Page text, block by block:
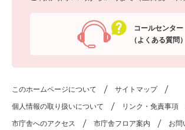
コールセンター
（よくある質問）
このホームページについて サイトマップ
個人情報の取り扱いについて リンク・免責事項
市庁舎へのアクセス 市庁舎フロア案内 お問